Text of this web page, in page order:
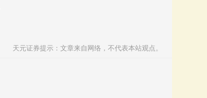
天元证券提示：文章来自网络，不代表本站观点。